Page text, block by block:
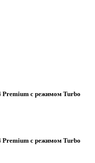
Premium с режимом Turbo
Premium с режимом Turbo